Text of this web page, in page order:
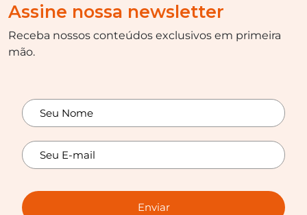
Assine nossa newsletter
Receba nossos conteúdos exclusivos em primeira
mão.
Enviar